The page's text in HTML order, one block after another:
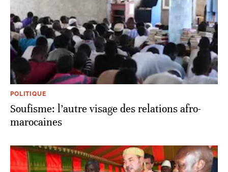
POLITIQUE
Soufisme: l’autre visage des relations afro-
marocaines